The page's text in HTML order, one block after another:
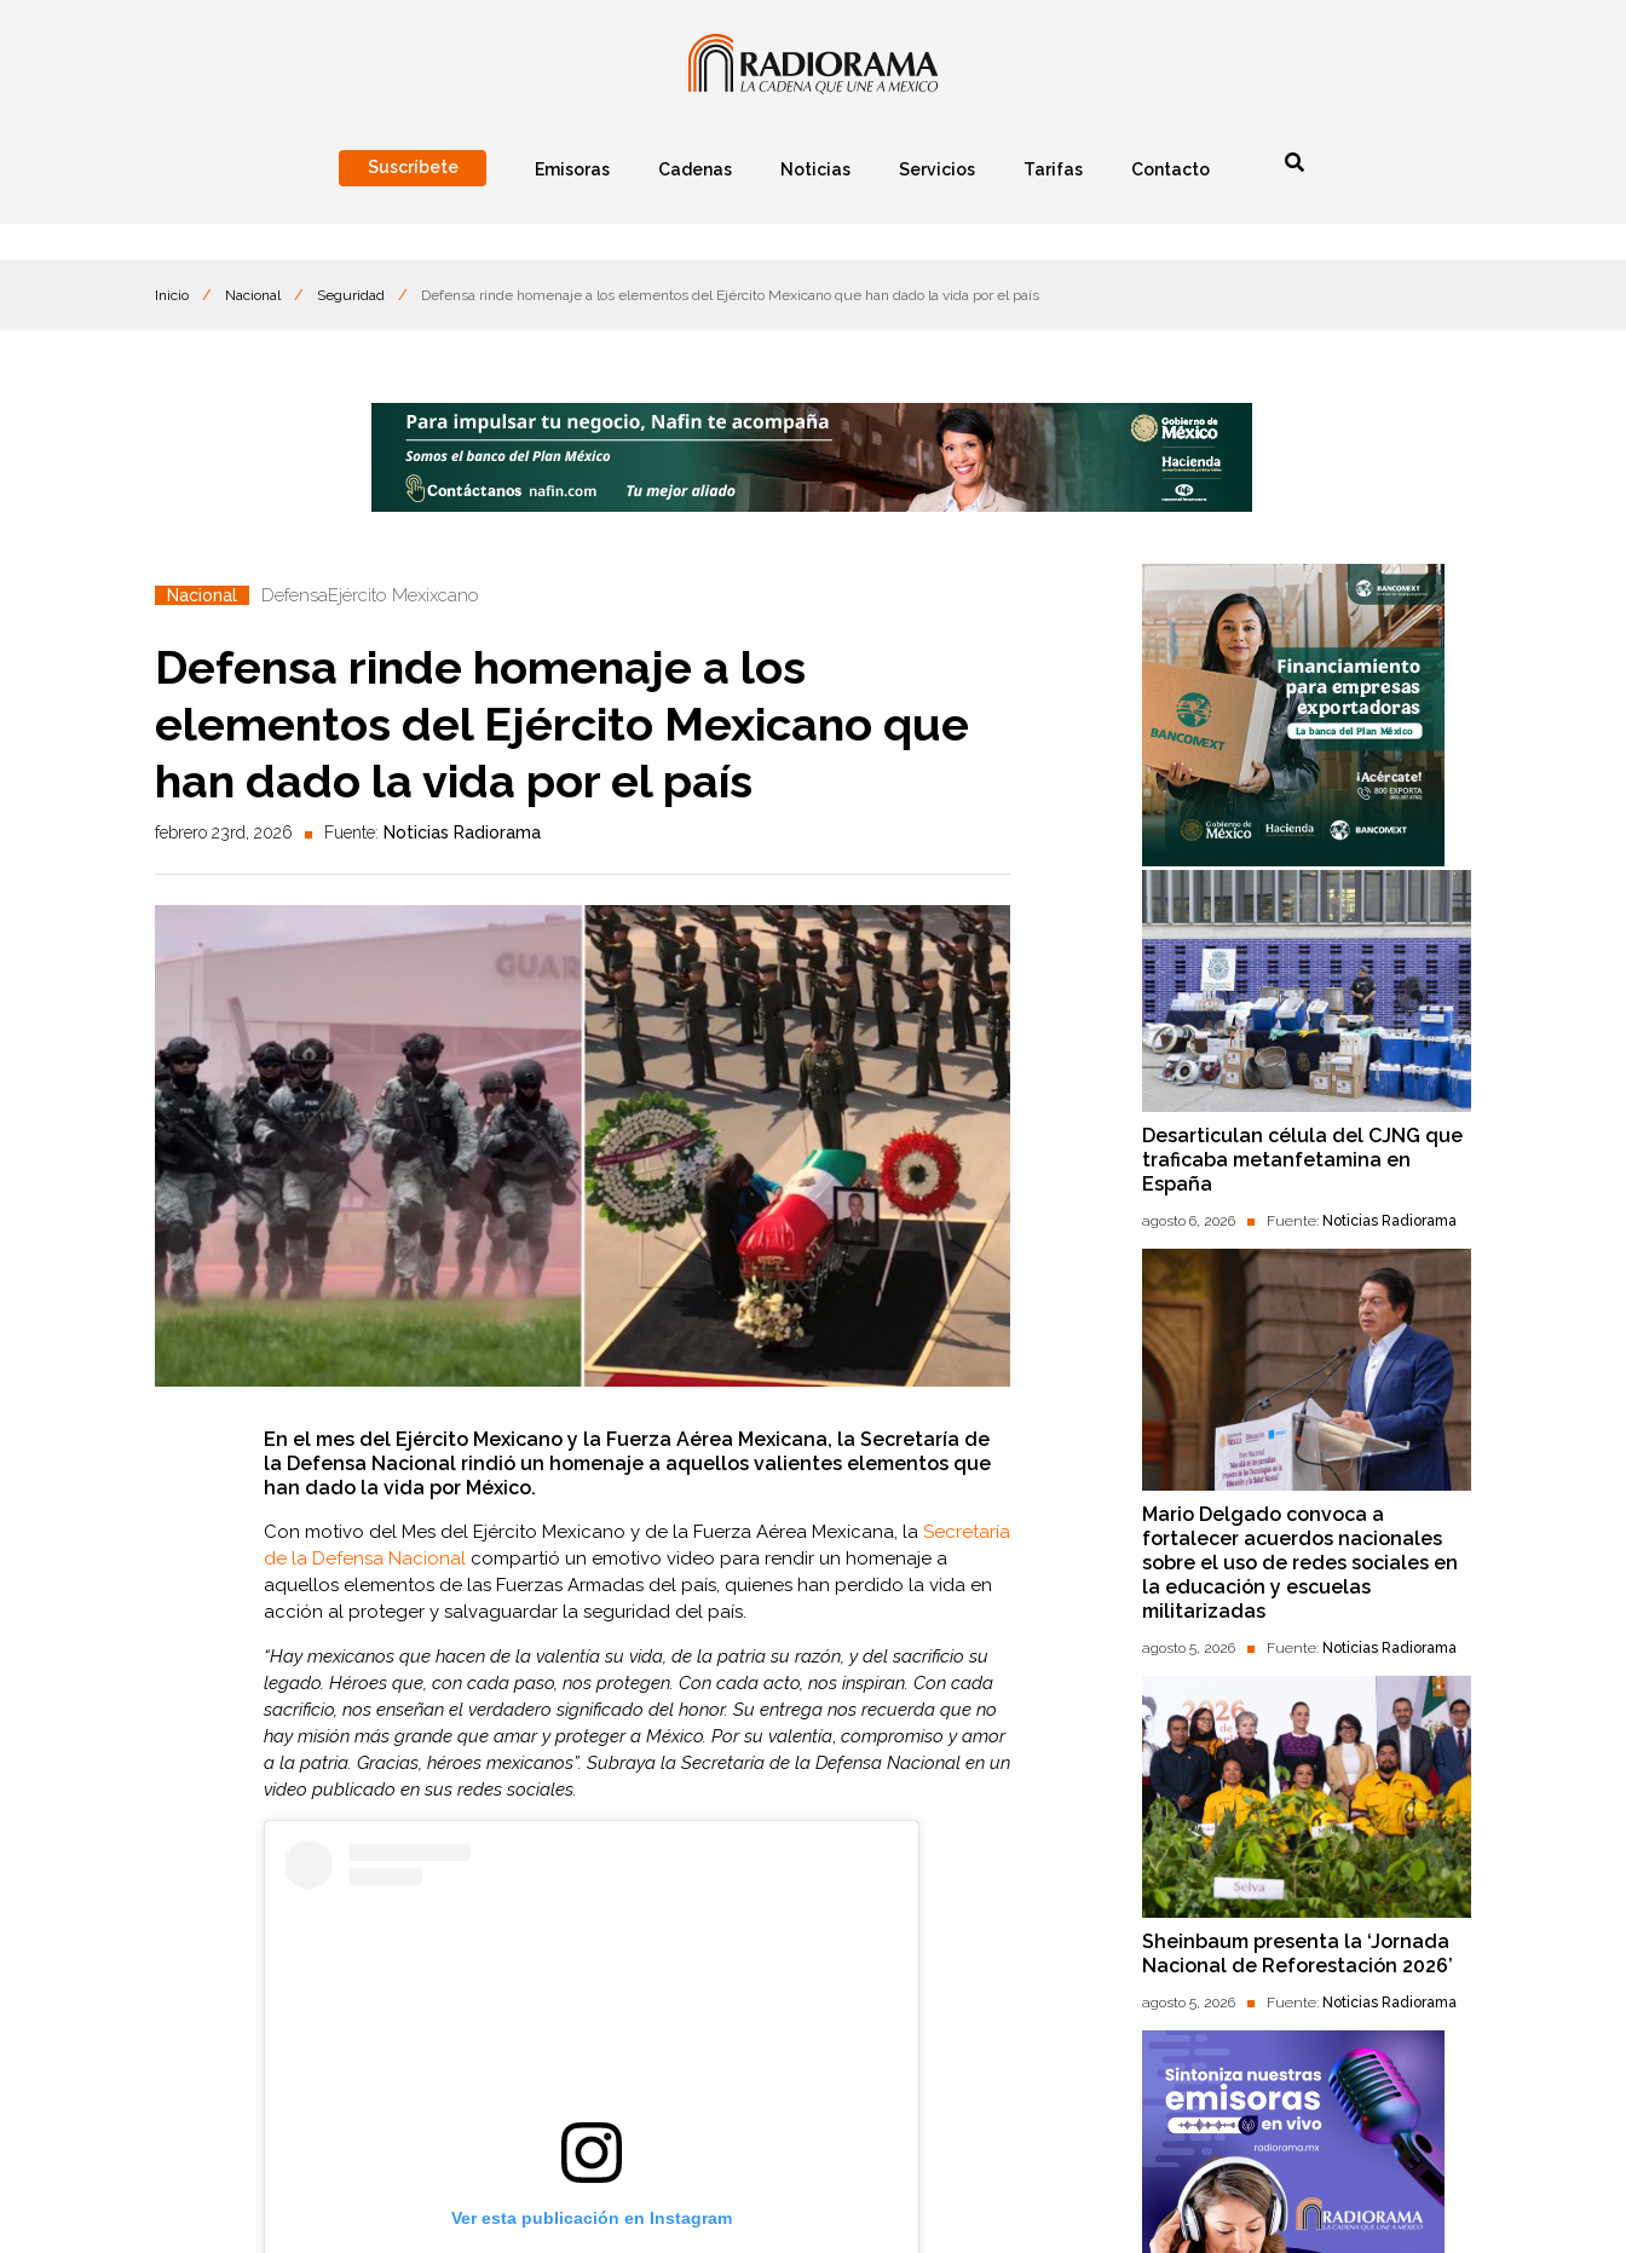
Suscríbete Emisoras Cadenas Noticias Servicios Tarifas Contacto
Inicio / Nacional / Seguridad / Defensa rinde homenaje a los elementos del Ejército Mexicano que han dado la vida por el país
Nacional DefensaEjército Mexixcano
Defensa rinde homenaje a los
elementos del Ejército Mexicano que
han dado la vida por el país
febrero 23rd, 2026 Fuente: Noticias Radiorama
En el mes del Ejército Mexicano y la Fuerza Aérea Mexicana, la Secretaría de
la Defensa Nacional rindió un homenaje a aquellos valientes elementos que
han dado la vida por México.
Con motivo del Mes del Ejército Mexicano y de la Fuerza Aérea Mexicana, la Secretaría
de la Defensa Nacional compartió un emotivo video para rendir un homenaje a
aquellos elementos de las Fuerzas Armadas del país, quienes han perdido la vida en
acción al proteger y salvaguardar la seguridad del país.
“Hay mexicanos que hacen de la valentía su vida, de la patria su razón, y del sacrificio su
legado. Héroes que, con cada paso, nos protegen. Con cada acto, nos inspiran. Con cada
sacrificio, nos enseñan el verdadero significado del honor. Su entrega nos recuerda que no
hay misión más grande que amar y proteger a México. Por su valentía, compromiso y amor
a la patria. Gracias, héroes mexicanos”. Subraya la Secretaría de la Defensa Nacional en un
video publicado en sus redes sociales.
Ver esta publicación en Instagram
Desarticulan célula del CJNG que
traficaba metanfetamina en
España
agosto 6, 2026 Fuente: Noticias Radiorama
Mario Delgado convoca a
fortalecer acuerdos nacionales
sobre el uso de redes sociales en
la educación y escuelas
militarizadas
agosto 5, 2026 Fuente: Noticias Radiorama
Sheinbaum presenta la ‘Jornada
Nacional de Reforestación 2026’
agosto 5, 2026 Fuente: Noticias Radiorama